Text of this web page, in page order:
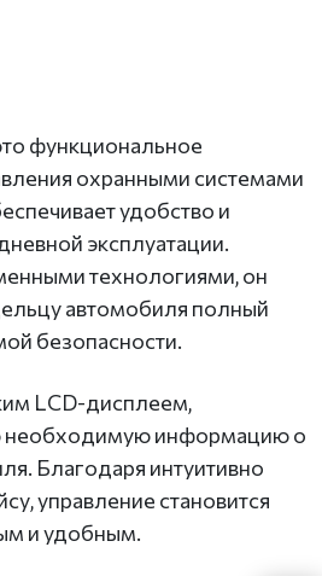
функциональное
охранными системами
удобство и
эксплуатации.
технологиями, он
автомобиля полный
безопасности.
LCD-дисплеем,
информацию о
Благодаря интуитивно
управление становится
и удобным.